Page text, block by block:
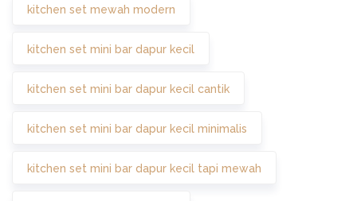
kitchen set mewah modern
kitchen set mini bar dapur kecil
kitchen set mini bar dapur kecil cantik
kitchen set mini bar dapur kecil minimalis
kitchen set mini bar dapur kecil tapi mewah